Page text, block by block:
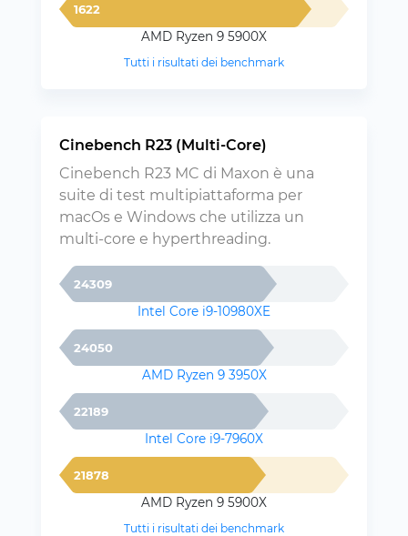
1622
AMD Ryzen 9 5900X
Tutti i risultati dei benchmark
Cinebench R23 (Multi-Core)
Cinebench R23 MC di Maxon è una
suite di test multipiattaforma per
macOs e Windows che utilizza un
multi-core e hyperthreading.
24309
Intel Core i9-10980XE
24050
AMD Ryzen 9 3950X
22189
Intel Core i9-7960X
21878
AMD Ryzen 9 5900X
Tutti i risultati dei benchmark